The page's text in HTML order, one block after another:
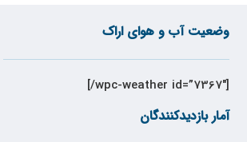
وضعیت آب و هوای اراک
[wpc-weather id=”7367″/]
آمار بازدیدکنندگان